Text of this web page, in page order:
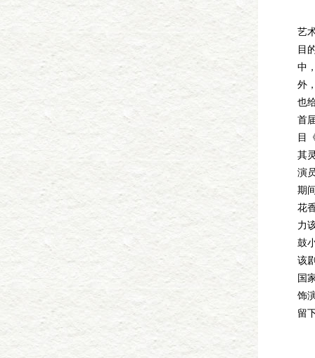
艺
目
中
外
也
首
目
其
演
期
花
力
鼓
该
国
饰
留